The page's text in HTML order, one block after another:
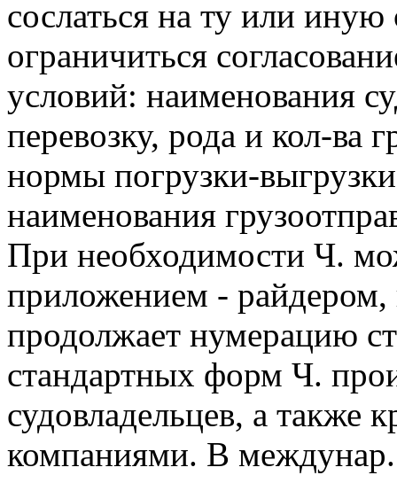
сослаться на ту или
ограничиться
условий: наименования
перевозку, рода и кол-ва
нормы погрузки-
наименования
При необходимости Ч.
приложением - райдером,
продолжает нумерацию
стандартных форм Ч.
судовладельцев, а
компаниями. В